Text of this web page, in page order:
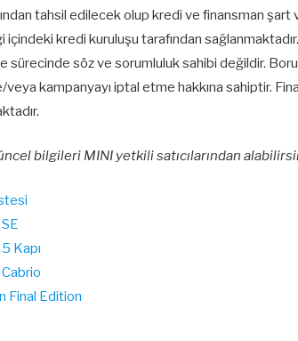
tahsil edilecek olup kredi ve finansman
içindeki kredi kuruluşu tarafından
sürecinde söz ve sorumluluk sahibi değildir.
kampanyayı iptal etme hakkına sahiptir.
bilgileri MINI yetkili satıcılarından
Kapı
Final Edition